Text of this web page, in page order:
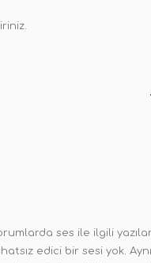
ses ile ilgili
edici bir sesi yok.